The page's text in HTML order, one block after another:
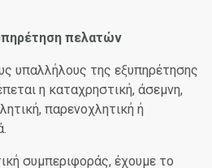
πελατών
υπαλλήλους της εξυπηρέτησης
η καταχρηστική, άσεμνη,
παρενοχλητική ή
συμπεριφοράς, έχουμε το